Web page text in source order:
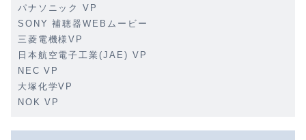
パナソニック VP
SONY 補聴器WEBムービー
三菱電機様VP
日本航空電子工業(JAE) VP
NEC VP
大塚化学VP
NOK VP